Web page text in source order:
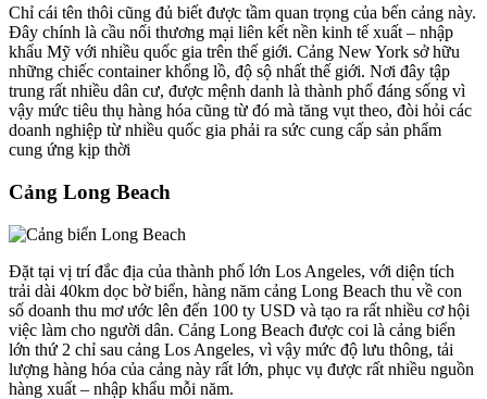
Chỉ cái tên thôi cũng đủ biết được tầm quan trọng của bến cảng này.
Đây chính là cầu nối thương mại liên kết nền kinh tế xuất – nhập
khẩu Mỹ với nhiều quốc gia trên thế giới. Cảng New York sở hữu
những chiếc container khổng lồ, độ sộ nhất thế giới. Nơi đây tập
trung rất nhiều dân cư, được mệnh danh là thành phố đáng sống vì
vậy mức tiêu thụ hàng hóa cũng từ đó mà tăng vụt theo, đòi hỏi các
doanh nghiệp từ nhiều quốc gia phải ra sức cung cấp sản phẩm
cung ứng kịp thời
Cảng Long Beach
Đặt tại vị trí đắc địa của thành phố lớn Los Angeles, với diện tích
trải dài 40km dọc bờ biển, hàng năm cảng Long Beach thu về con
số doanh thu mơ ước lên đến 100 ty USD và tạo ra rất nhiều cơ hội
việc làm cho người dân. Cảng Long Beach được coi là cảng biển
lớn thứ 2 chỉ sau cảng Los Angeles, vì vậy mức độ lưu thông, tải
lượng hàng hóa của cảng này rất lớn, phục vụ được rất nhiều nguồn
hàng xuất – nhập khẩu mỗi năm.